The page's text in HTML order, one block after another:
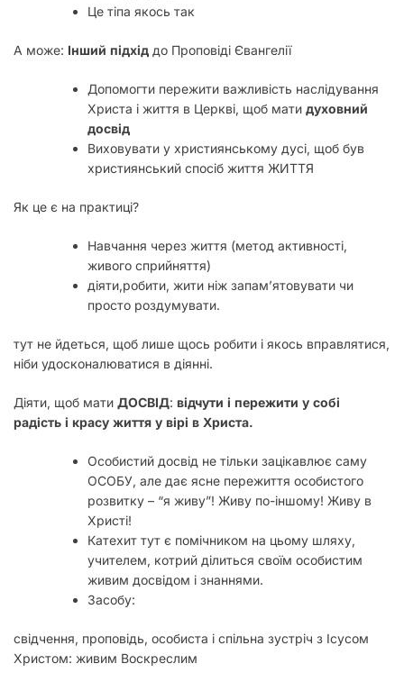
Це тіпа якось так
А може: Інший підхід до Проповіді Євангелії
Допомогти пережити важливість наслідування
Христа і життя в Церкві, щоб мати духовний
досвід
Виховувати у християнському дусі, щоб був
християнський спосіб життя ЖИТТЯ
Як це є на практиці?
Навчання через життя (метод активності,
живого сприйняття)
діяти,робити, жити ніж запам’ятовувати чи
просто роздумувати.
тут не йдеться, щоб лише щось робити і якось вправлятися,
ніби удосконалюватися в діянні.
Діяти, щоб мати ДОСВІД: відчути і пережити у собі
радість і красу життя у вірі в Христа.
Особистий досвід не тільки зацікавлює саму
ОСОБУ, але дає ясне пережиття особистого
розвитку – “я живу”! Живу по-іншому! Живу в
Христі!
Катехит тут є помічником на цьому шляху,
учителем, котрий ділиться своїм особистим
живим досвідом і знаннями.
Засобу:
свідчення, проповідь, особиста і спільна зустріч з Ісусом
Христом: живим Воскреслим